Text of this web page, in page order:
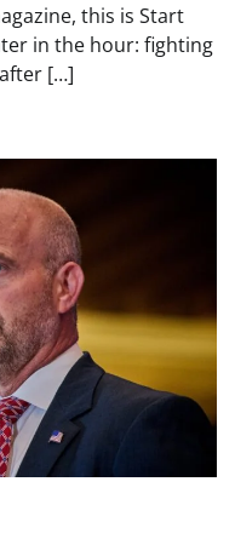
this is Start
in the hour: fighting
[…]